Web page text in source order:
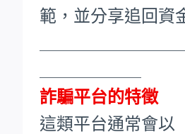
範，並分享追回資
詐騙平台的特徵
這類平台通常會以